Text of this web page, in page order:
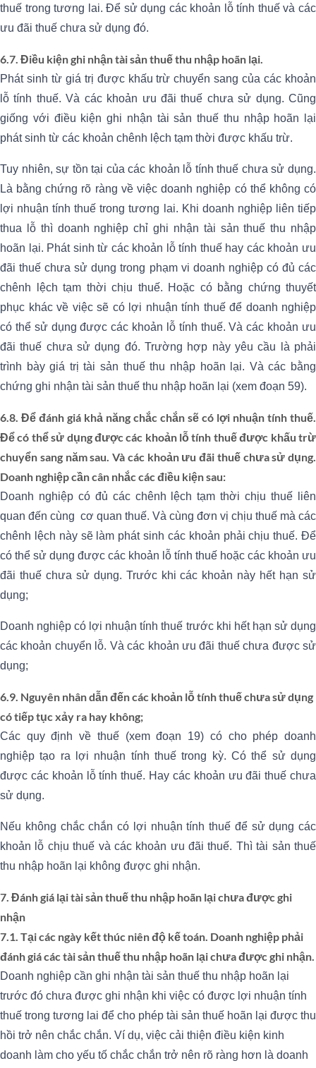
thuế trong tương lai. Để sử dụng các khoản lỗ tính thuế và các
ưu đãi thuế chưa sử dụng đó.
6.7. Điều kiện ghi nhận tài sản thuế thu nhập hoãn lại.
Phát sinh từ giá trị được khấu trừ chuyển sang của các khoản
lỗ tính thuế. Và các khoản ưu đãi thuế chưa sử dụng. Cũng
giống với điều kiện ghi nhận tài sản thuế thu nhập hoãn lại
phát sinh từ các khoản chênh lệch tạm thời được khấu trừ.
Tuy nhiên, sự tồn tại của các khoản lỗ tính thuế chưa sử dụng.
Là bằng chứng rõ ràng về việc doanh nghiệp có thể không có
lợi nhuận tính thuế trong tương lai. Khi doanh nghiệp liên tiếp
thua lỗ thì doanh nghiệp chỉ ghi nhận tài sản thuế thu nhập
hoãn lại. Phát sinh từ các khoản lỗ tính thuế hay các khoản ưu
đãi thuế chưa sử dụng trong phạm vi doanh nghiệp có đủ các
chênh lệch tạm thời chịu thuế. Hoặc có bằng chứng thuyết
phục khác về việc sẽ có lợi nhuận tính thuế để doanh nghiệp
có thể sử dụng được các khoản lỗ tính thuế. Và các khoản ưu
đãi thuế chưa sử dụng đó. Trường hợp này yêu cầu là phải
trình bày giá trị tài sản thuế thu nhập hoãn lại. Và các bằng
chứng ghi nhận tài sản thuế thu nhập hoãn lại (xem đoạn 59).
6.8. Để đánh giá khả năng chắc chắn sẽ có lợi nhuận tính thuế.
Để có thể sử dụng được các khoản lỗ tính thuế được khấu trừ
chuyển sang năm sau. Và các khoản ưu đãi thuế chưa sử dụng.
Doanh nghiệp cần cân nhắc các điều kiện sau:
Doanh nghiệp có đủ các chênh lệch tạm thời chịu thuế liên
quan đến cùng cơ quan thuế. Và cùng đơn vị chịu thuế mà các
chênh lệch này sẽ làm phát sinh các khoản phải chịu thuế. Để
có thể sử dụng được các khoản lỗ tính thuế hoặc các khoản ưu
đãi thuế chưa sử dụng. Trước khi các khoản này hết hạn sử
dụng;
Doanh nghiệp có lợi nhuận tính thuế trước khi hết hạn sử dụng
các khoản chuyển lỗ. Và các khoản ưu đãi thuế chưa được sử
dụng;
6.9. Nguyên nhân dẫn đến các khoản lỗ tính thuế chưa sử dụng
có tiếp tục xảy ra hay không;
Các quy định về thuế (xem đoạn 19) có cho phép doanh
nghiệp tạo ra lợi nhuận tính thuế trong kỳ. Có thể sử dụng
được các khoản lỗ tính thuế. Hay các khoản ưu đãi thuế chưa
sử dụng.
Nếu không chắc chắn có lợi nhuận tính thuế để sử dụng các
khoản lỗ chịu thuế và các khoản ưu đãi thuế. Thì tài sản thuế
thu nhập hoãn lại không được ghi nhận.
7. Đánh giá lại tài sản thuế thu nhập hoãn lại chưa được ghi
nhận
7.1. Tại các ngày kết thúc niên độ kế toán. Doanh nghiệp phải
đánh giá các tài sản thuế thu nhập hoãn lại chưa được ghi nhận.
Doanh nghiệp cần ghi nhận tài sản thuế thu nhập hoãn lại
trước đó chưa được ghi nhận khi việc có được lợi nhuận tính
thuế trong tương lai để cho phép tài sản thuế hoãn lại được thu
hồi trở nên chắc chắn. Ví dụ, việc cải thiện điều kiện kinh
doanh làm cho yếu tố chắc chắn trở nên rõ ràng hơn là doanh